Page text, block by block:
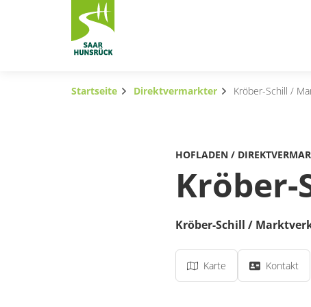
Zum Hauptinhalt springen
Startseite Direktvermarkter Kröber-Schill /
HOFLADEN /
Kröber-Schill /
Karte Kontakt